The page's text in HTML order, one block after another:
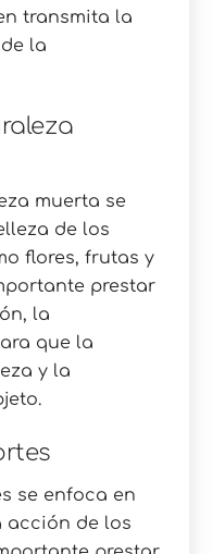
transmita la
la
muerta se
de los
flores, frutas y
prestar
la
que la
y la
se enfoca en
acción de los